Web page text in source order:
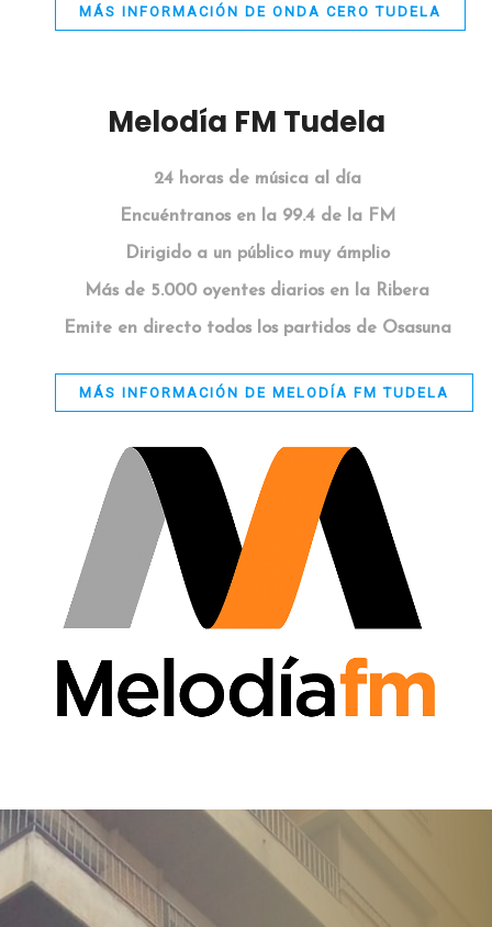
MÁS INFORMACIÓN DE ONDA CERO TUDELA
Melodía FM Tudela
24 horas de música al día
Encuéntranos en la 99.4 de la FM
Dirigido a un público muy ámplio
Más de 5.000 oyentes diarios en la Ribera
Emite en directo todos los partidos de Osasuna
MÁS INFORMACIÓN DE MELODÍA FM TUDELA